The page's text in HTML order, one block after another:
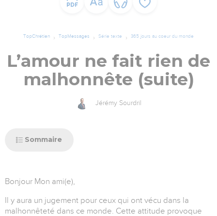
TopChrétien TopMessages Série texte 365 jours au coeur du monde
L’amour ne fait rien de
malhonnête (suite)
Jérémy Sourdril
Sommaire
Bonjour Mon ami(e),
Il y aura un jugement pour ceux qui ont vécu dans la
malhonnêteté dans ce monde. Cette attitude provoque